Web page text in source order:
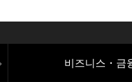
비즈니스・금